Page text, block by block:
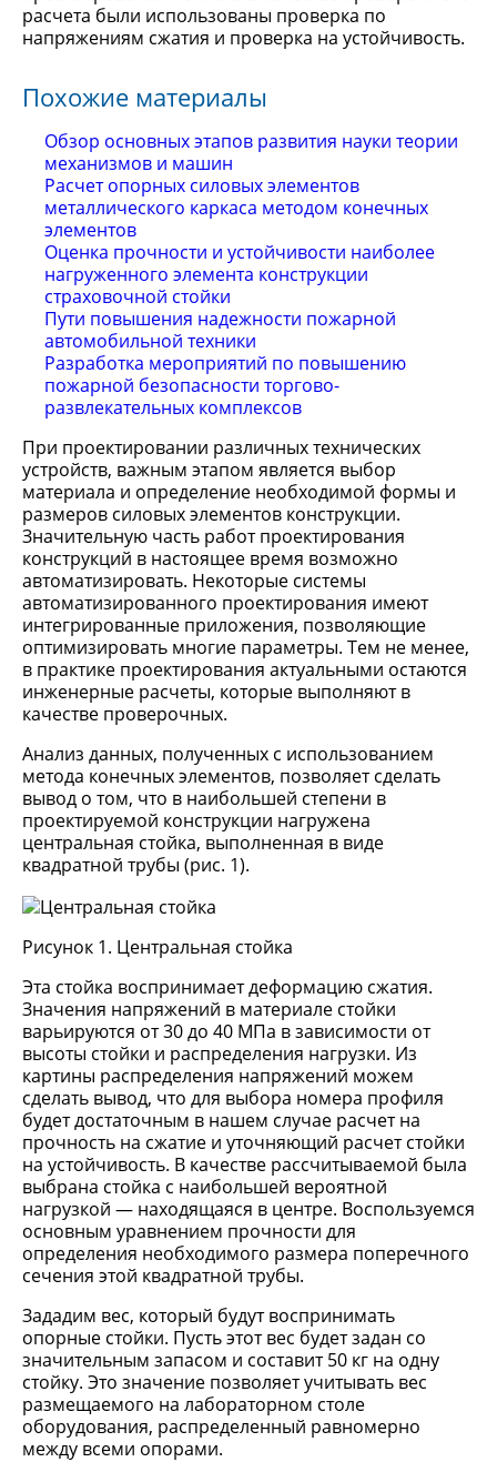
расчета были использованы проверка по
напряжениям сжатия и проверка на устойчивость.
Похожие материалы
Обзор основных этапов развития науки теории
механизмов и машин
Расчет опорных силовых элементов
металлического каркаса методом конечных
элементов
Оценка прочности и устойчивости наиболее
нагруженного элемента конструкции
страховочной стойки
Пути повышения надежности пожарной
автомобильной техники
Разработка мероприятий по повышению
пожарной безопасности торгово-
развлекательных комплексов
При проектировании различных технических
устройств, важным этапом является выбор
материала и определение необходимой формы и
размеров силовых элементов конструкции.
Значительную часть работ проектирования
конструкций в настоящее время возможно
автоматизировать. Некоторые системы
автоматизированного проектирования имеют
интегрированные приложения, позволяющие
оптимизировать многие параметры. Тем не менее,
в практике проектирования актуальными остаются
инженерные расчеты, которые выполняют в
качестве проверочных.
Анализ данных, полученных с использованием
метода конечных элементов, позволяет сделать
вывод о том, что в наибольшей степени в
проектируемой конструкции нагружена
центральная стойка, выполненная в виде
квадратной трубы (рис. 1).
Рисунок 1. Центральная стойка
Эта стойка воспринимает деформацию сжатия.
Значения напряжений в материале стойки
варьируются от 30 до 40 МПа в зависимости от
высоты стойки и распределения нагрузки. Из
картины распределения напряжений можем
сделать вывод, что для выбора номера профиля
будет достаточным в нашем случае расчет на
прочность на сжатие и уточняющий расчет стойки
на устойчивость. В качестве рассчитываемой была
выбрана стойка с наибольшей вероятной
нагрузкой — находящаяся в центре. Воспользуемся
основным уравнением прочности для
определения необходимого размера поперечного
сечения этой квадратной трубы.
Зададим вес, который будут воспринимать
опорные стойки. Пусть этот вес будет задан со
значительным запасом и составит 50 кг на одну
стойку. Это значение позволяет учитывать вес
размещаемого на лабораторном столе
оборудования, распределенный равномерно
между всеми опорами.